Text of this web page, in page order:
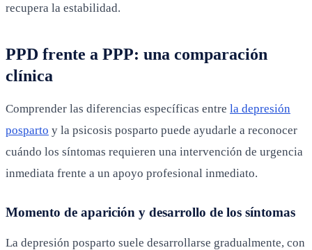
recupera la estabilidad.
PPD frente a PPP: una comparación
clínica
Comprender las diferencias específicas entre la depresión
posparto y la psicosis posparto puede ayudarle a reconocer
cuándo los síntomas requieren una intervención de urgencia
inmediata frente a un apoyo profesional inmediato.
Momento de aparición y desarrollo de los síntomas
La depresión posparto suele desarrollarse gradualmente, con